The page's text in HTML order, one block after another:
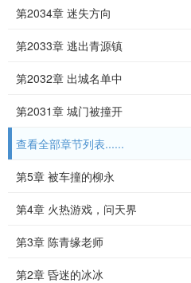
第2034章 迷失方向
第2033章 逃出青源镇
第2032章 出城名单中
第2031章 城门被撞开
查看全部章节列表......
第5章 被车撞的柳永
第4章 火热游戏，问天界
第3章 陈青缘老师
第2章 昏迷的冰冰